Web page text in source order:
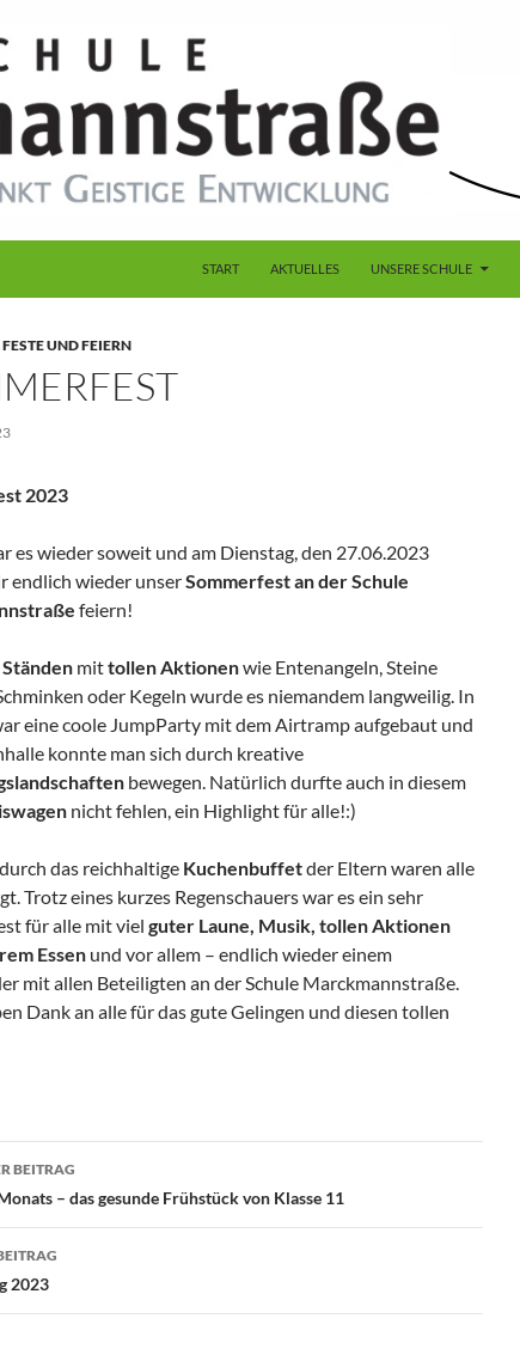
START AKTUELLES UNSERE SCHULE
FESTE UND FEIERN
2023
es wieder soweit und am Dienstag, den 27.06.2023
endlich wieder unserSommerfest an der Schule
feiern!
Ständen mittollen Aktionenwie Entenangeln, Steine
oder Kegeln wurde es niemandem langweilig. In
eine coole JumpParty mit dem Airtramp aufgebaut und
konnte man sich durch kreative
bewegen. Natürlich durfte auch in diesem
nicht fehlen, ein Highlight für alle!:)
das reichhaltige Kuchenbuffetder Eltern waren alle
Trotz eines kurzes Regenschauers war es ein sehr
für alle mit viel guter Laune, Musik, tollen Aktionen
Essen und vor allem – endlich wieder einem
mit allen Beteiligten an der Schule Marckmannstraße.
Dank an alle für das gute Gelingen und diesen tollen
BEITRAG
– das gesunde Frühstück von Klasse 11
2023